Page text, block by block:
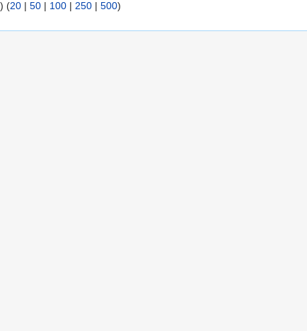
(20 | 50 | 100 | 250 | 500)